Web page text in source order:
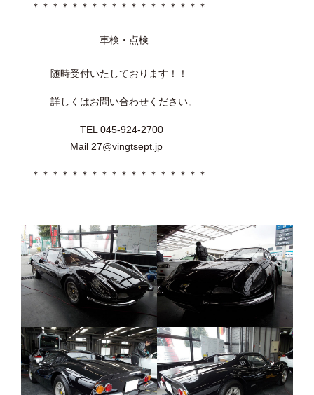
＊＊＊＊＊＊＊＊＊＊＊＊＊＊＊＊＊＊
車検・点検
随時受付いたしております！！
詳しくはお問い合わせください。
TEL 045-924-2700
Mail 27@vingtsept.jp
＊＊＊＊＊＊＊＊＊＊＊＊＊＊＊＊＊＊